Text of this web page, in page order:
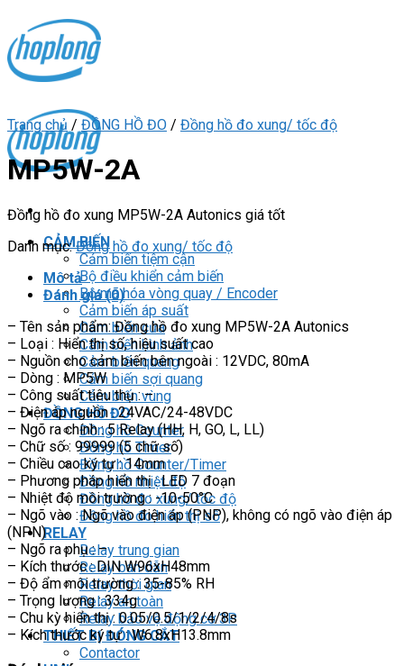
content
CẢM BIẾN
Cảm biến tiệm cận
Bộ điều khiển cảm biến
Bộ mã hóa vòng quay / Encoder
Cảm biến áp suất
Cảm biến cửa
Cảm biến hình ảnh
Cảm biến quang
Cảm biến sợi quang
Cảm biến vùng
ĐỒNG HỒ ĐO
Đồng hồ Counter
Đồng hồ Timer
Đồng hồ Counter/Timer
Đồng hồ nhiệt độ
Đồng hồ đo xung/ tốc độ
Đồng hồ đo hiển thị số
RELAY
Relay trung gian
Relay bán dẫn
Relay thời gian
Relay an toàn
Relay bảo vệ động cơ 3P
THIẾT BỊ ĐÓNG CẮT
Contactor
Trang chủ / ĐỒNG HỒ ĐO / Đồng hồ đo xung/ tốc độ
MP5W-2A
Đồng hồ đo xung MP5W-2A Autonics giá tốt
Danh mục:Đồng hồ đo xung/ tốc độ
Mô tả
Đánh giá (0)
– Tên sản phẩm: Đồng hồ đo xung MP5W-2A Autonics
– Loại : Hiển thị số, hiệu suất cao
– Nguồn cho cảm biến bên ngoài : 12VDC, 80mA
– Dòng : MP5W
– Công suất tiêu thụ : –
– Điện áp nguồn : 24VAC/24-48VDC
– Ngõ ra chính : 5 Relay (HH, H, GO, L, LL)
– Chữ số : 99999 (5 chữ số)
– Chiều cao ký tự : 14mm
– Phương pháp hiển thị : LED 7 đoạn
– Nhiệt độ môi trường : -10-50°C
– Ngõ vào : Ngõ vào điện áp (PNP), không có ngõ vào điện áp
(NPN)
– Ngõ ra phụ : –
– Kích thước : DIN W96xH48mm
– Độ ẩm môi trường : 35-85% RH
– Trọng lượng : 334g
– Chu kỳ hiển thị : 0.05/0.5/1/2/4/8s
– Kích thước ký tự : W6.8xH13.8mm